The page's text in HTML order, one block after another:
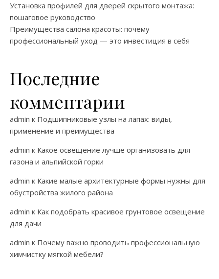
Установка профилей для дверей скрытого монтажа:
пошаговое руководство
Преимущества салона красоты: почему
профессиональный уход — это инвестиция в себя
Последние
комментарии
admin к Подшипниковые узлы на лапах: виды,
применение и преимущества
admin к Какое освещение лучше организовать для
газона и альпийской горки
admin к Какие малые архитектурные формы нужны для
обустройства жилого района
admin к Как подобрать красивое грунтовое освещение
для дачи
admin к Почему важно проводить профессиональную
химчистку мягкой мебели?